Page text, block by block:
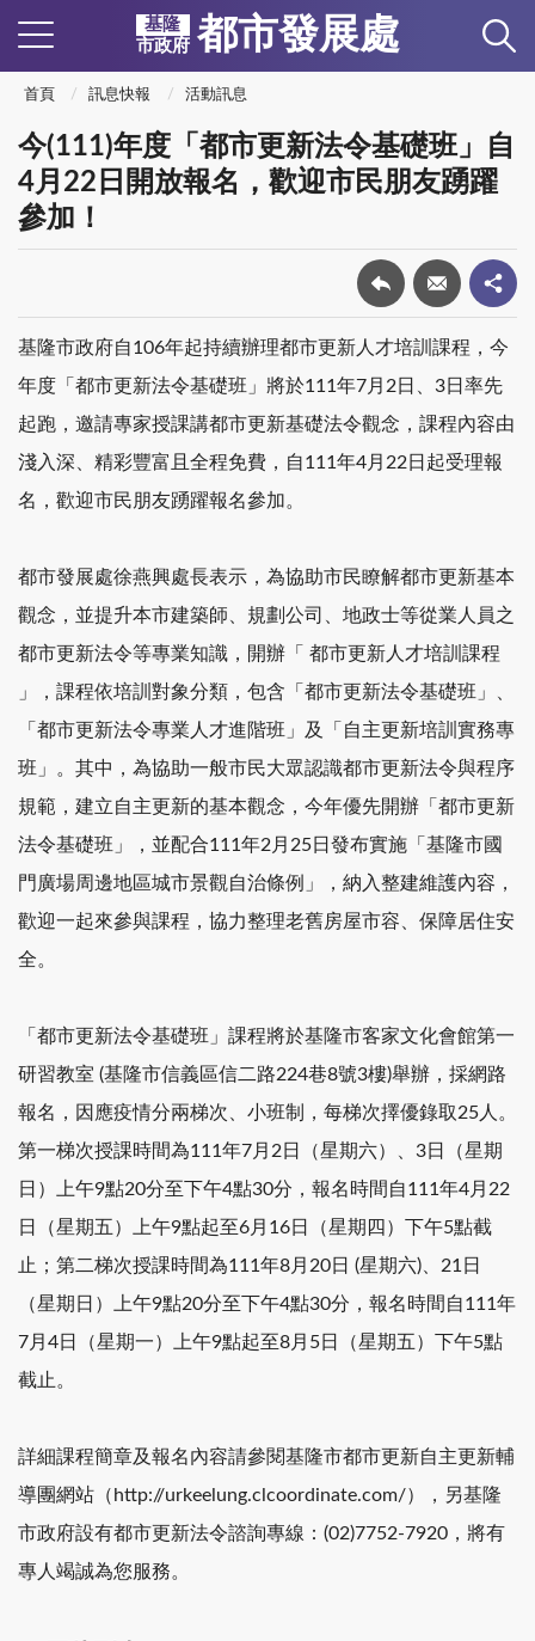
基隆
市政府 都市發展處
首頁 訊息快報 活動訊息
今(111)年度「都市更新法令基礎班」自
4月22日開放報名，歡迎市民朋友踴躍
參加！
基隆市政府自106年起持續辦理都市更新人才培訓課程，今
年度「都市更新法令基礎班」將於111年7月2日、3日率先
起跑，邀請專家授課講都市更新基礎法令觀念，課程內容由
淺入深、精彩豐富且全程免費，自111年4月22日起受理報
名，歡迎市民朋友踴躍報名參加。
都市發展處徐燕興處長表示，為協助市民瞭解都市更新基本
觀念，並提升本市建築師、規劃公司、地政士等從業人員之
都市更新法令等專業知識，開辦「 都市更新人才培訓課程
」，課程依培訓對象分類，包含「都市更新法令基礎班」、
「都市更新法令專業人才進階班」及「自主更新培訓實務專
班」。其中，為協助一般市民大眾認識都市更新法令與程序
規範，建立自主更新的基本觀念，今年優先開辦「都市更新
法令基礎班」，並配合111年2月25日發布實施「基隆市國
門廣場周邊地區城市景觀自治條例」，納入整建維護內容，
歡迎一起來參與課程，協力整理老舊房屋市容、保障居住安
全。
「都市更新法令基礎班」課程將於基隆市客家文化會館第一
研習教室 (基隆市信義區信二路224巷8號3樓)舉辦，採網路
報名，因應疫情分兩梯次、小班制，每梯次擇優錄取25人。
第一梯次授課時間為111年7月2日（星期六）、3日（星期
日）上午9點20分至下午4點30分，報名時間自111年4月22
日（星期五）上午9點起至6月16日（星期四）下午5點截
止；第二梯次授課時間為111年8月20日 (星期六)、21日
（星期日）上午9點20分至下午4點30分，報名時間自111年
7月4日（星期一）上午9點起至8月5日（星期五）下午5點
截止。
詳細課程簡章及報名內容請參閱基隆市都市更新自主更新輔
導團網站（http://urkeelung.clcoordinate.com/），另基隆
市政府設有都市更新法令諮詢專線：(02)7752-7920，將有
專人竭誠為您服務。